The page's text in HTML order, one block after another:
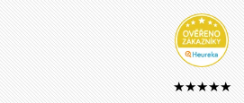
★★★★★